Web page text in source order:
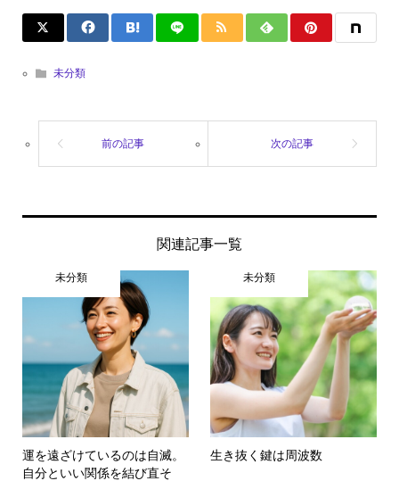
未分類
関連記事一覧
未分類
運を遠ざけているのは自滅。
自分といい関係を結び直そ
未分類
生き抜く鍵は周波数